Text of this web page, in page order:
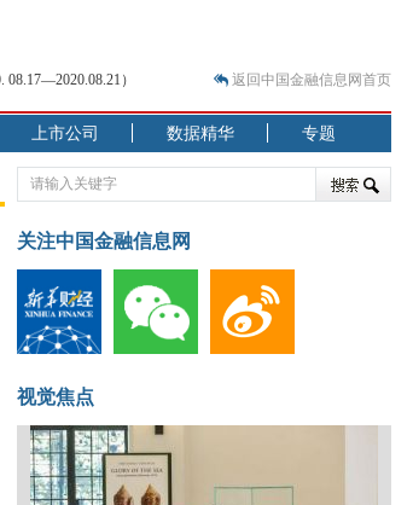
）
围之旅
07.27—2020.07.31）
跷跷板” 结构性失衡藏
下行
最弱
析
返回中国金融信息网首页
上市公司 数据精华 专题
关注中国金融信息网
视觉焦点